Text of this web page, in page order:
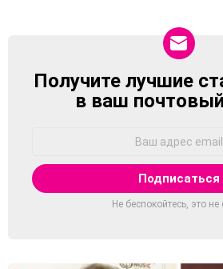
NEWSLETTER
Получите лучшие
в ваш
Не беспокойтесь, это не